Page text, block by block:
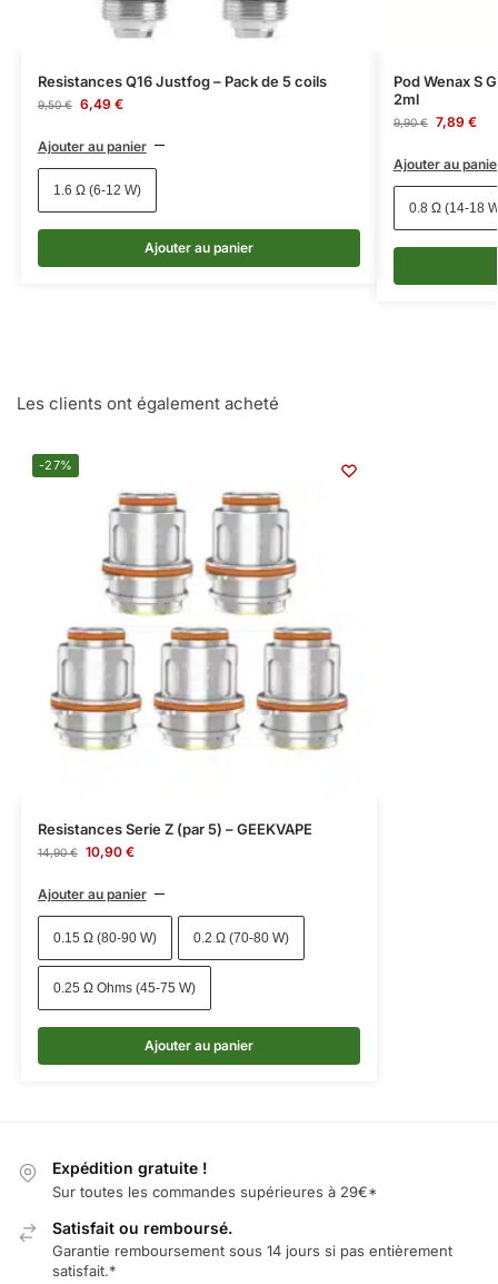
Resistances Q16 Justfog – Pack de 5 coils
9,50€ 6,49 €
Ajouter au panier
1.6 Ω (6-12 W)
Ajouter au panier
Pod Wenax S
2ml
9,90€ 7,89 €
Ajouter au
0.8 Ω (14-18
Les clients ont également acheté
-27%
Resistances Serie Z (par 5) – GEEKVAPE
14,90€ 10,90 €
Ajouter au panier
0.15 Ω (80-90 W) 0.2 Ω (70-80 W)
0.25 Ω Ohms (45-75 W)
Ajouter au panier
Expédition gratuite !
Sur toutes les commandes supérieures à 29€*
Satisfait ou remboursé.
Garantie remboursement sous 14 jours si pas entièrement
satisfait.*